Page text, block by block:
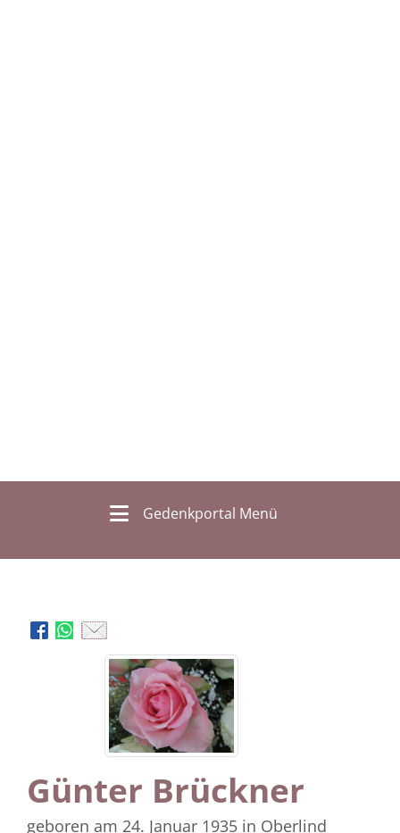
Gedenkportal Menü
Günter Brückner
geboren am 24. Januar 1935 in Oberlind